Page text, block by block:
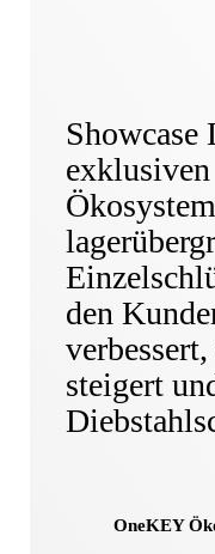
Showcase
den
steigert
OneKEY